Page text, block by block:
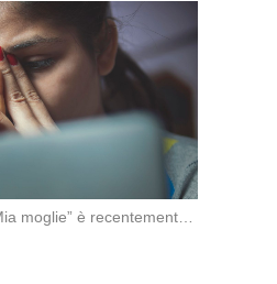
Il gruppo Facebook “Mia moglie” è recentemente stato chiuso da Meta in seguito alle denunce […]